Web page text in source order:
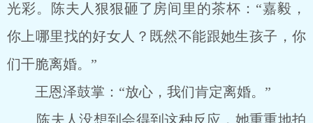
光彩。陈夫人狠狠砸了房间里的茶杯：“嘉毅，
你上哪里找的好女人？既然不能跟她生孩子，你
们干脆离婚。”
王恩泽鼓掌：“放心，我们肯定离婚。”
陈夫人没想到会得到这种反应，她重重地拍